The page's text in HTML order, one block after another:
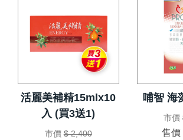
活麗美補精15mlx10
入 (買3送1)
市價 $ 2,400
哺智 海
市價
售價